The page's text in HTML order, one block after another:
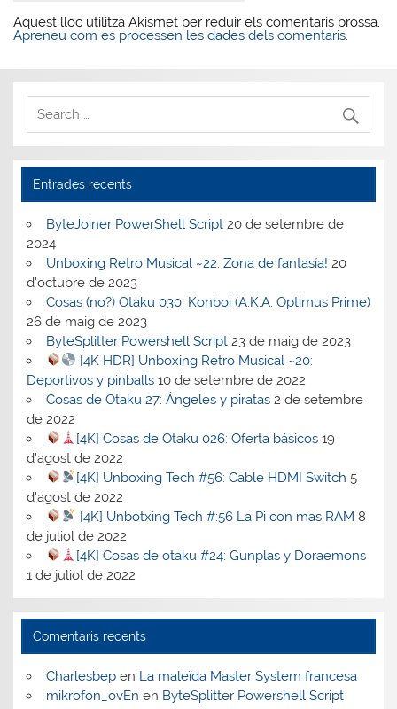
Aquest lloc utilitza Akismet per reduir els comentaris brossa.
Apreneu com es processen les dades dels comentaris
Entrades recents
ByteJoiner PowerShell Script 20 de setembre de
2024
Unboxing Retro Musical ~22: Zona de fantasía! 20
d'octubre de 2023
Cosas (no?) Otaku 030: Konboi (A.K.A. Optimus Prime)
26 de maig de 2023
ByteSplitter Powershell Script 23 de maig de 2023
[4K HDR] Unboxing Retro Musical ~20:
Deportivos y pinballs 10 de setembre de 2022
Cosas de Otaku 27: Ángeles y piratas 2 de setembre
de 2022
[4K] Cosas de Otaku 026: Oferta básicos 19
d'agost de 2022
[4K] Unboxing Tech #56: Cable HDMI Switch 5
d'agost de 2022
[4K] Unbotxing Tech #:56 La Pi con mas RAM 8
de juliol de 2022
[4K] Cosas de otaku #24: Gunplas y Doraemons
1 de juliol de 2022
Comentaris recents
Charlesbepen La maleïda Master System francesa
mikrofon_ovEn en ByteSplitter Powershell Script